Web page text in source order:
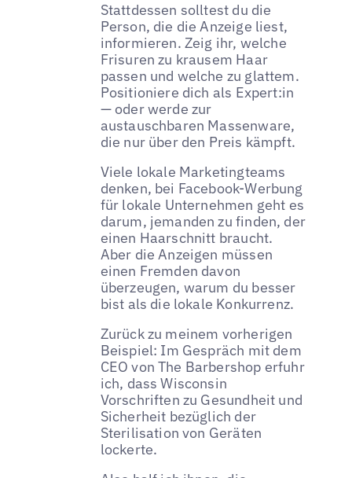
Stattdessen solltest du die
Person, die die Anzeige liest,
informieren. Zeig ihr, welche
Frisuren zu krausem Haar
passen und welche zu glattem.
Positioniere dich als Expert:in
— oder werde zur
austauschbaren Massenware,
die nur über den Preis kämpft.
Viele lokale Marketingteams
denken, bei Facebook-Werbung
für lokale Unternehmen geht es
darum, jemanden zu finden, der
einen Haarschnitt braucht.
Aber die Anzeigen müssen
einen Fremden davon
überzeugen, warum du besser
bist als die lokale Konkurrenz.
Zurück zu meinem vorherigen
Beispiel: Im Gespräch mit dem
CEO von The Barbershop erfuhr
ich, dass Wisconsin
Vorschriften zu Gesundheit und
Sicherheit bezüglich der
Sterilisation von Geräten
lockerte.